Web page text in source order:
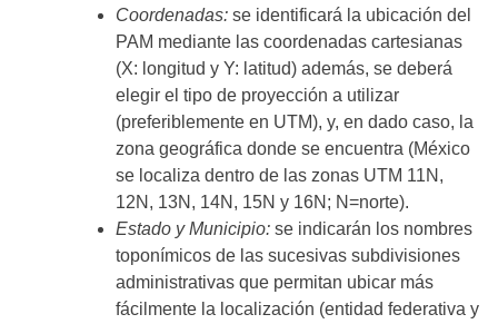
Coordenadas: se identificará la ubicación del
PAM mediante las coordenadas cartesianas
(X: longitud y Y: latitud) además, se deberá
elegir el tipo de proyección a utilizar
(preferiblemente en UTM), y, en dado caso, la
zona geográfica donde se encuentra (México
se localiza dentro de las zonas UTM 11N,
12N, 13N, 14N, 15N y 16N; N=norte).
Estado y Municipio: se indicarán los nombres
toponímicos de las sucesivas subdivisiones
administrativas que permitan ubicar más
fácilmente la localización (entidad federativa y